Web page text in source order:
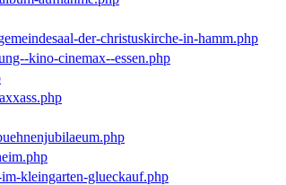
der-christuskirche-in-hamm.php
kino-cinemax--essen.php
kleingarten-glueckauf.php